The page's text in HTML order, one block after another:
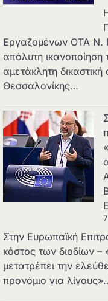
Εργαζομένων ΟΤΑ Ν.
απόλυτη ικανοποίηση
αμετάκλητη
Θεσσαλονίκης…
Στην Ευρωπαϊκή
κόστος των διοδίων –
μετατρέπει την
προνόμιο για